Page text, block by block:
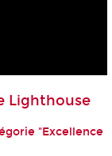
Lighthouse
"Excellence